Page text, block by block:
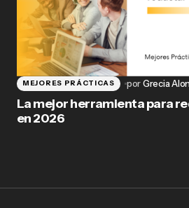
MEJORES PRÁCTICAS porGrecia
La mejor herramienta para
en 2026